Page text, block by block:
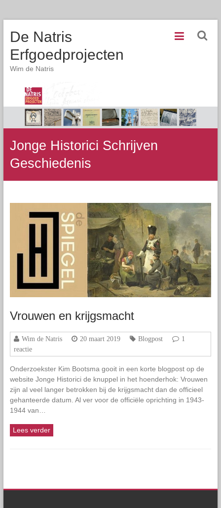
De Natris
Erfgoedprojecten
Wim de Natris
Jonge Historici Schrijven
Geschiedenis
Vrouwen en krijgsmacht
Wim de Natris 20 maart 2019 Blogpost
1
reactie
Onderzoekster Kim Bootsma gooit in een korte blogpost op de
website Jonge Historici de knuppel in het hoenderhok: Vrouwen
zijn al veel langer betrokken bij de krijgsmacht dan de officieel
gehanteerde datum. Al ver voor de officiële oprichting in 1943-
1944 van…
Lees verder